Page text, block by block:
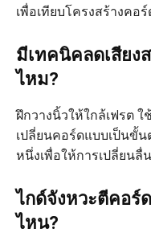
เพื่อเทียบโครงสร้างคอร์
มีเทคนิคลดเสียง
ไหม?
ฝึกวางนิ้วให้ใกล้เฟรต
เปลี่ยนคอร์ดแบบเป็นขั้
หนึ่งเพื่อให้การเปลี่ยนลื่น
ไกด์จังหวะตีคอร์
ไหน?